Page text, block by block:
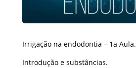
Irrigação na endodontia – 1a Aula.
Introdução e substâncias.